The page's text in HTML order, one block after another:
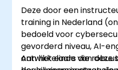
Rekening houden
toepassingen.
Deze door een
training in Nederland
bedoeld voor
gevorderd niveau, AI-
ontwikkelaars die
Aan het einde van deze